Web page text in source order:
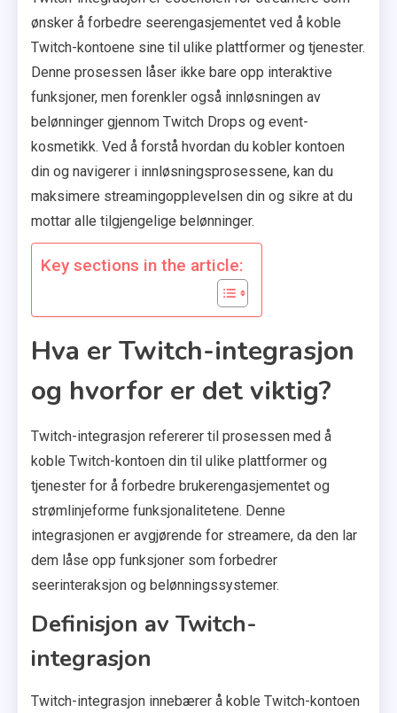
ønsker å forbedre seerengasjementet ved å koble
Twitch-kontoene sine til ulike plattformer og tjenester.
Denne prosessen låser ikke bare opp interaktive
funksjoner, men forenkler også innløsningen av
belønninger gjennom Twitch Drops og event-
kosmetikk. Ved å forstå hvordan du kobler kontoen
din og navigerer i innløsningsprosessene, kan du
maksimere streamingopplevelsen din og sikre at du
mottar alle tilgjengelige belønninger.
Key sections in the article:
Hva er Twitch-integrasjon
og hvorfor er det viktig?
Twitch-integrasjon refererer til prosessen med å
koble Twitch-kontoen din til ulike plattformer og
tjenester for å forbedre brukerengasjementet og
strømlinjeforme funksjonalitetene. Denne
integrasjonen er avgjørende for streamere, da den lar
dem låse opp funksjoner som forbedrer
seerinteraksjon og belønningssystemer.
Definisjon av Twitch-
integrasjon
Twitch-integrasjon innebærer å koble Twitch-kontoen